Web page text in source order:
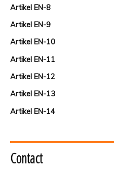
Artikel EN-8
Artikel EN-9
Artikel EN-10
Artikel EN-11
Artikel EN-12
Artikel EN-13
Artikel EN-14
Contact